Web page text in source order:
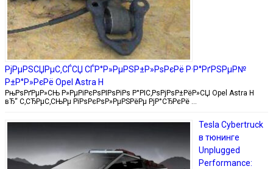
РјРµРЅСЏРµС‚СЃСЏ СЃР°Р»РµРЅР±Р»РѕРєРё Р·Р°РґРЅРµР№
Р±Р°Р»РєРё Opel Astra H
РњРѕРґРµР»СЊ Р»РµРіРєРѕРІРѕРіРѕ Р°РІС‚РѕРјРѕР±РёР»СЏ Opel Astra H
вЂ“ С‚СЂРµС‚СЊРµ РїРѕРєРѕР»РµРЅРёРµ РјР°СЂРєРё …
Tesla Cybertruck
в тюнинге
Unplugged
Performance: